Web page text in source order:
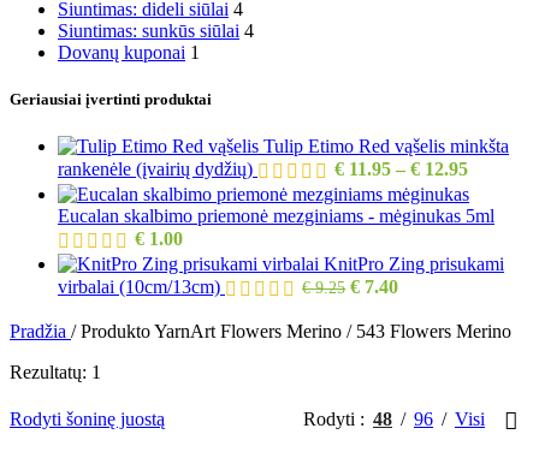
Siuntimas: dideli siūlai 4
Siuntimas: sunkūs siūlai 4
Dovanų kuponai 1
Geriausiai įvertinti produktai
Tulip Etimo Red vąšelis minkšta
rankenėle (įvairių dydžių)
€ 11.95 – € 12.95
Eucalan skalbimo priemonė mezginiams - mėginukas 5ml
€ 1.00
KnitPro Zing prisukami
virbalai (10cm/13cm)
€9.25 € 7.40
Pradžia / Produkto YarnArt Flowers Merino / 543 Flowers Merino
Rezultatų: 1
Rodyti šoninę juostą Rodyti 48 96 Visi